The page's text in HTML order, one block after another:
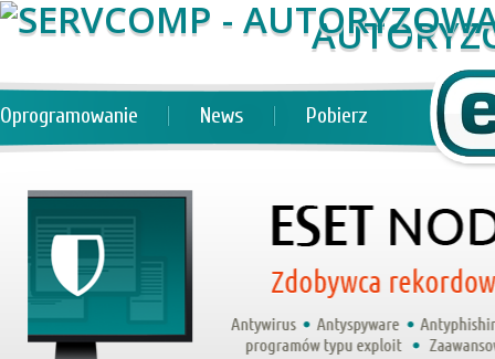
Oprogramowanie News Pobierz